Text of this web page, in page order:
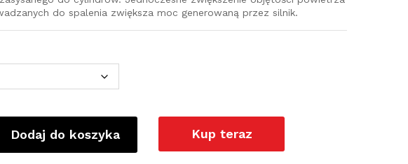
do spalenia zwiększa moc generowaną przez silnik.
Dodaj do koszyka Kup teraz